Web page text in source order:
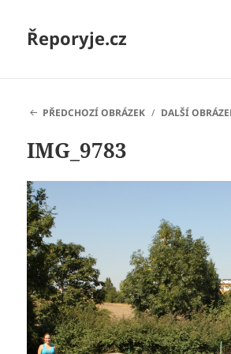
Řeporyje.cz
PŘEDCHOZÍ OBRÁZEK
DALŠÍ
IMG_9783